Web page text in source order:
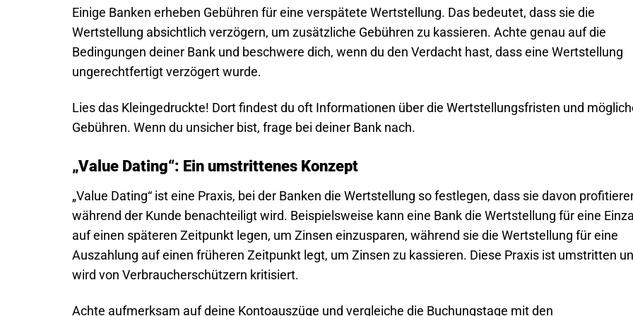
Einige Banken erheben Gebühren für eine verspätete Wertstellung. Das bedeutet, dass sie die
Wertstellung absichtlich verzögern, um zusätzliche Gebühren zu kassieren. Achte genau auf die
Bedingungen deiner Bank und beschwere dich, wenn du den Verdacht hast, dass eine Wertstellung
ungerechtfertigt verzögert wurde.
Lies das Kleingedruckte! Dort findest du oft Informationen über die Wertstellungsfristen und
Gebühren. Wenn du unsicher bist, frage bei deiner Bank nach.
„Value Dating“: Ein umstrittenes Konzept
„Value Dating“ ist eine Praxis, bei der Banken die Wertstellung so festlegen, dass sie davon
während der Kunde benachteiligt wird. Beispielsweise kann eine Bank die Wertstellung für eine
auf einen späteren Zeitpunkt legen, um Zinsen einzusparen, während sie die Wertstellung für eine
Auszahlung auf einen früheren Zeitpunkt legt, um Zinsen zu kassieren. Diese Praxis ist umstritten
wird von Verbraucherschützern kritisiert.
Achte aufmerksam auf deine Kontoauszüge und vergleiche die Buchungstage mit den